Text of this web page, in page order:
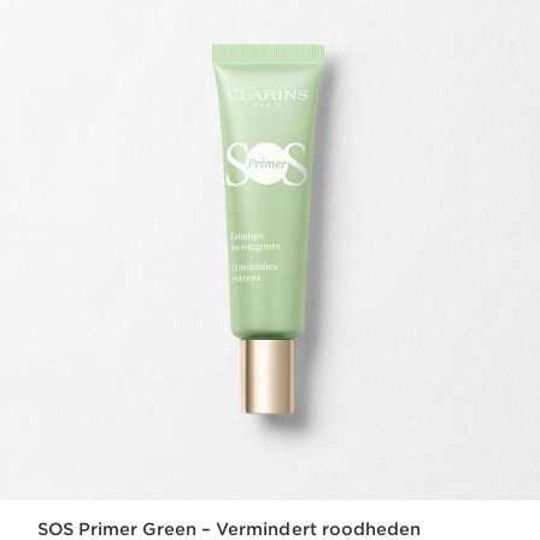
SOS Primer Green – Vermindert roodheden